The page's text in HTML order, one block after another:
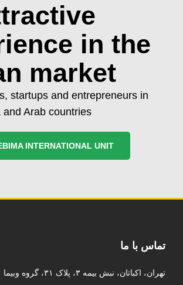
in the
market
startups and entrepreneurs in
and Arab countries
INTERNATIONAL UNIT
تماس با ما
تهران، اکباتان، نبش بیمه ۳، پلاک ۳۱، گروه وبیما